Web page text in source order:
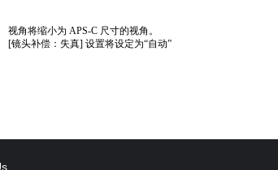
视角将缩小为 APS-C 尺寸的视角。
[镜头补偿：失真] 设置将设定为“自动”